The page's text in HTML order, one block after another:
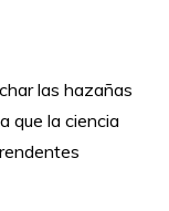
las hazañas
que la ciencia